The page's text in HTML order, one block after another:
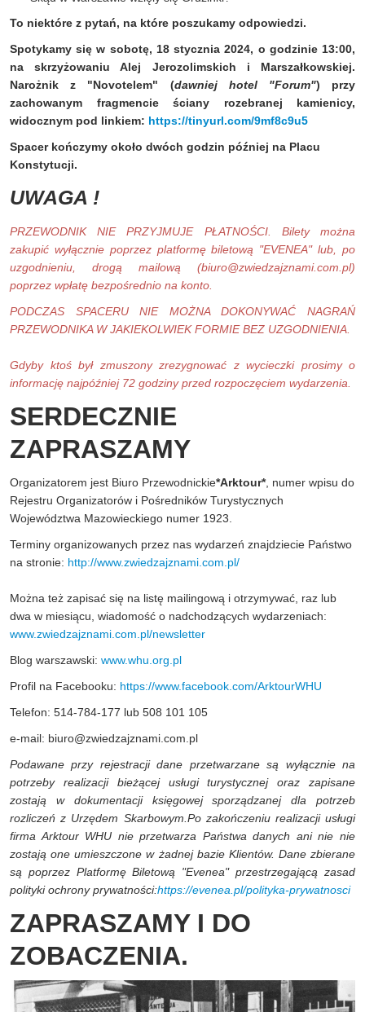
To niektóre z pytań, na które poszukamy odpowiedzi.
Spotykamy się w sobotę, 18 stycznia 2024, o godzinie 13:00,
na skrzyżowaniu Alej Jerozolimskich i Marszałkowskiej.
Narożnik z "Novotelem" (dawniej hotel "Forum") przy
zachowanym fragmencie ściany rozebranej kamienicy,
widocznym pod linkiem: https://tinyurl.com/9mf8c9u5
Spacer kończymy około dwóch godzin później na Placu
Konstytucji.
UWAGA !
PRZEWODNIK NIE PRZYJMUJE PŁATNOŚCI. Bilety można
zakupić wyłącznie poprzez platformę biletową "EVENEA" lub, po
uzgodnieniu, drogą mailową (biuro@zwiedzajznami.com.pl)
poprzez wpłatę bezpośrednio na konto.
PODCZAS SPACERU NIE MOŻNA DOKONYWAĆ NAGRAŃ
PRZEWODNIKA W JAKIEKOLWIEK FORMIE BEZ UZGODNIENIA.
Gdyby ktoś był zmuszony zrezygnować z wycieczki prosimy o
informację najpóźniej 72 godziny przed rozpoczęciem wydarzenia.
SERDECZNIE
ZAPRASZAMY
Organizatorem jest Biuro Przewodnickie*Arktour*, numer wpisu do
Rejestru Organizatorów i Pośredników Turystycznych
Województwa Mazowieckiego numer 1923.
Terminy organizowanych przez nas wydarzeń znajdziecie Państwo
na stronie: http://www.zwiedzajznami.com.pl/
Można też zapisać się na listę mailingową i otrzymywać, raz lub
dwa w miesiącu, wiadomość o nadchodzących wydarzeniach:
www.zwiedzajznami.com.pl/newsletter
Blog warszawski: www.whu.org.pl
Profil na Facebooku: https://www.facebook.com/ArktourWHU
Telefon: 514-784-177 lub 508 101 105
e-mail: biuro@zwiedzajznami.com.pl
Podawane przy rejestracji dane przetwarzane są wyłącznie na
potrzeby realizacji bieżącej usługi turystycznej oraz zapisane
zostają w dokumentacji księgowej sporządzanej dla potrzeb
rozliczeń z Urzędem Skarbowym.Po zakończeniu realizacji usługi
firma Arktour WHU nie przetwarza Państwa danych ani nie nie
zostają one umieszczone w żadnej bazie Klientów. Dane zbierane
są poprzez Platformę Biletową "Evenea" przestrzegającą zasad
polityki ochrony prywatności:https://evenea.pl/polityka-prywatnosci
ZAPRASZAMY I DO
ZOBACZENIA.